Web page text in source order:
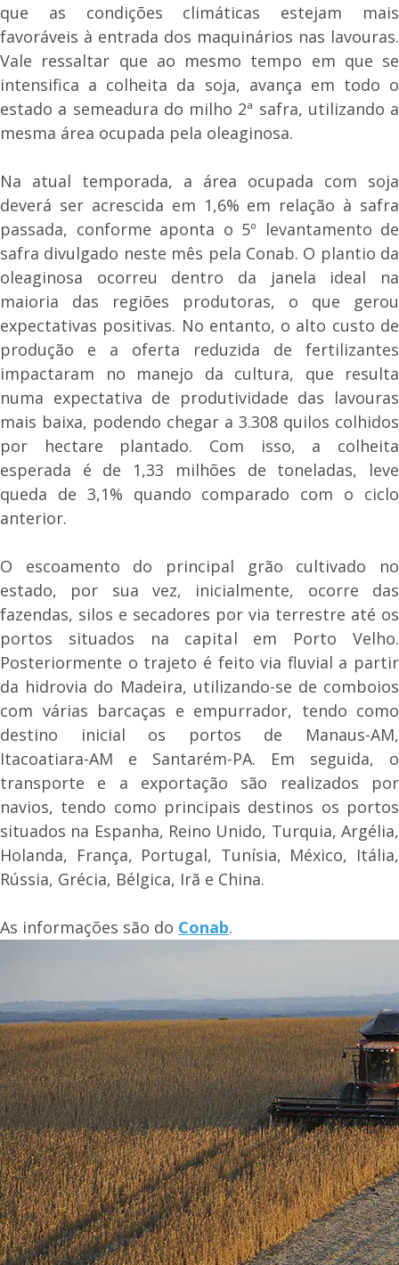
que as condições climáticas estejam mais
favoráveis à entrada dos maquinários nas lavouras.
Vale ressaltar que ao mesmo tempo em que se
intensifica a colheita da soja, avança em todo o
estado a semeadura do milho 2ª safra, utilizando a
mesma área ocupada pela oleaginosa.
Na atual temporada, a área ocupada com soja
deverá ser acrescida em 1,6% em relação à safra
passada, conforme aponta o 5º levantamento de
safra divulgado neste mês pela Conab. O plantio da
oleaginosa ocorreu dentro da janela ideal na
maioria das regiões produtoras, o que gerou
expectativas positivas. No entanto, o alto custo de
produção e a oferta reduzida de fertilizantes
impactaram no manejo da cultura, que resulta
numa expectativa de produtividade das lavouras
mais baixa, podendo chegar a 3.308 quilos colhidos
por hectare plantado. Com isso, a colheita
esperada é de 1,33 milhões de toneladas, leve
queda de 3,1% quando comparado com o ciclo
anterior.
O escoamento do principal grão cultivado no
estado, por sua vez, inicialmente, ocorre das
fazendas, silos e secadores por via terrestre até os
portos situados na capital em Porto Velho.
Posteriormente o trajeto é feito via fluvial a partir
da hidrovia do Madeira, utilizando-se de comboios
com várias barcaças e empurrador, tendo como
destino inicial os portos de Manaus-AM,
Itacoatiara-AM e Santarém-PA. Em seguida, o
transporte e a exportação são realizados por
navios, tendo como principais destinos os portos
situados na Espanha, Reino Unido, Turquia, Argélia,
Holanda, França, Portugal, Tunísia, México, Itália,
Rússia, Grécia, Bélgica, Irã e China.
As informações são do Conab.